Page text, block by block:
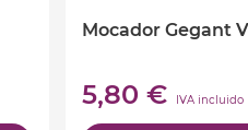
Mocador Gegant
5,80 € IVA incluido